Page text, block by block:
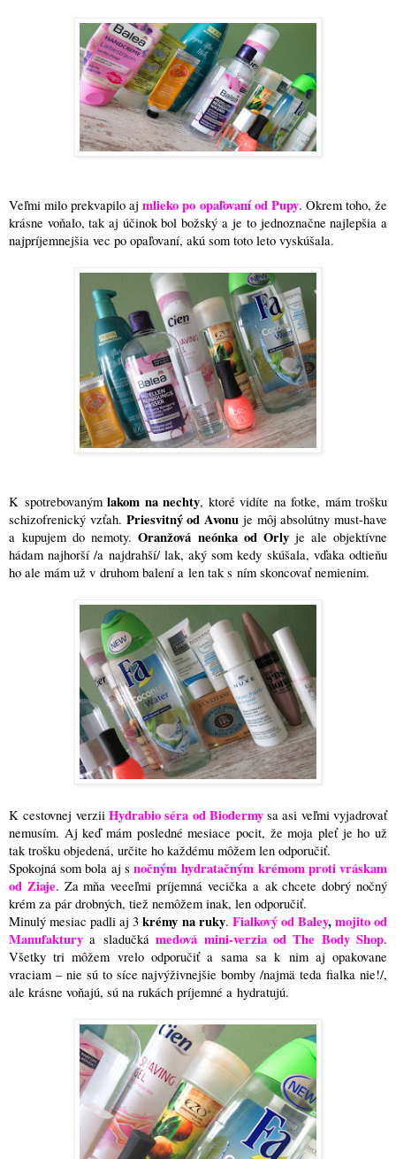
Veľmi milo prekvapilo ajmlieko po opaľovaní od Pupy. Okrem toho, že
krásne voňalo, tak aj účinok bol božský a je to jednoznačne najlepšia a
najpríjemnejšia vec po opaľovaní, akú som toto leto vyskúšala.
K spotrebovaným lakom na nechty, ktoré vidíte na fotke, mám trošku
schizofrenický vzťah. Priesvitný od Avonu je môj absolútny must-have
a kupujem do nemoty.Oranžová neónka od Orlyje ale objektívne
hádam najhorší /a najdrahší/ lak, aký som kedy skúšala, vďaka odtieňu
ho ale mám už v druhom balení a len tak s ním skoncovať nemienim.
K cestovnej verzii Hydrabio séra od Biodermysa asi veľmi vyjadrovať
nemusím. Aj keď mám posledné mesiace pocit, že moja pleť je ho už
tak trošku objedená, určite ho každému môžem len odporučiť.
Spokojná som bola aj snočným hydratačným krémom proti vráskam
od Ziaje. Za mňa veeeľmi príjemná vecička a ak chcete dobrý nočný
krém za pár drobných, tiež nemôžem inak, len odporučiť.
Minulý mesiac padli aj 3krémy na ruky. Fialkový od Baley,mojito od
Manufaktury a sladučkámedová mini-verzia od The Body Shop.
Všetky tri môžem vrelo odporučiť a sama sa k nim aj opakovane
vraciam – nie sú to síce najvýživnejšie bomby /najmä teda fialka nie!/,
ale krásne voňajú, sú na rukách príjemné a hydratujú.